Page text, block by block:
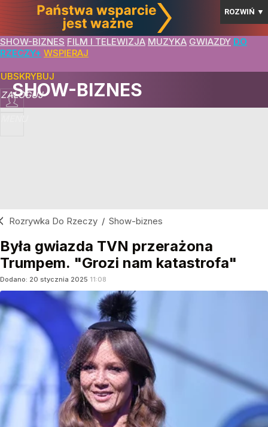
ROZWIŃ ▼
SHOW-BIZNES FILM I TELEWIZJA MUZYKA GWIAZDY DO
RZECZY+ WSPIERAJ
ZALOGUJ
SHOW-BIZNES
Rozrywka Do Rzeczy / Show-biznes
Była gwiazda TVN przerażona
Trumpem. "Grozi nam katastrofa"
Dodano: 20 stycznia 2025 11:08